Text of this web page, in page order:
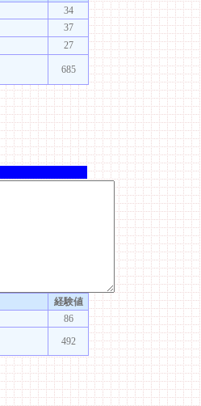
34
37
27
685
経験値
86
492